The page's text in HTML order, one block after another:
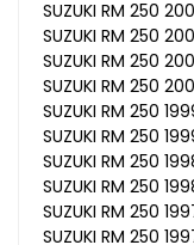
SUZUKI RM 250
SUZUKI RM 250
SUZUKI RM 250
SUZUKI RM 250
SUZUKI RM 250
SUZUKI RM 250
SUZUKI RM 250
SUZUKI RM 250
SUZUKI RM 250
SUZUKI RM 250